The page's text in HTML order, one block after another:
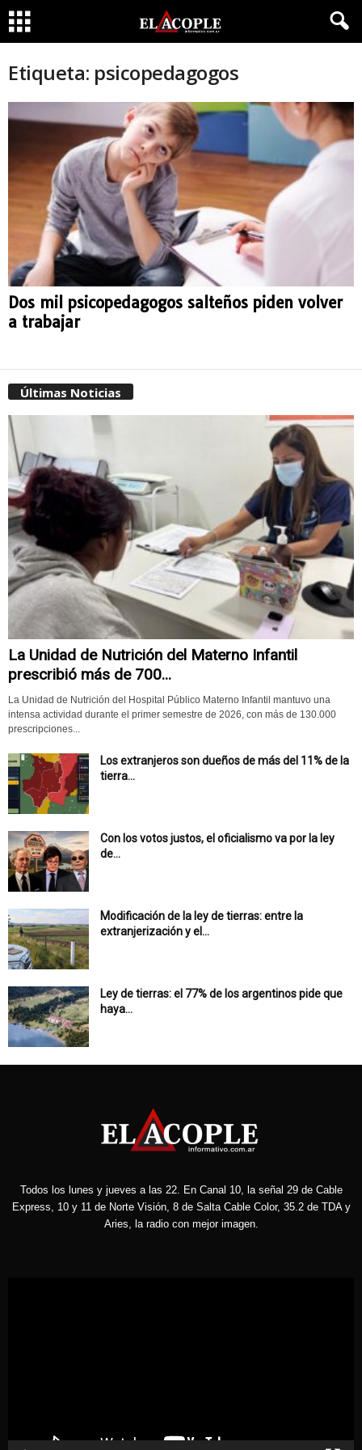
Etiqueta: psicopedagogos
Dos mil psicopedagogos salteños piden volver
a trabajar
Últimas Noticias
La Unidad de Nutrición del Materno Infantil
prescribió más de 700...
La Unidad de Nutrición del Hospital Público Materno Infantil mantuvo una
intensa actividad durante el primer semestre de 2026, con más de 130.000
prescripciones...
Los extranjeros son dueños de más del 11% de la
tierra...
Con los votos justos, el oficialismo va por la ley
de...
Modificación de la ley de tierras: entre la
extranjerización y el...
Ley de tierras: el 77% de los argentinos pide que
haya...
Todos los lunes y jueves a las 22. En Canal 10, la señal 29 de Cable
Express, 10 y 11 de Norte Visión, 8 de Salta Cable Color, 35.2 de TDA y
Aries, la radio con mejor imagen.